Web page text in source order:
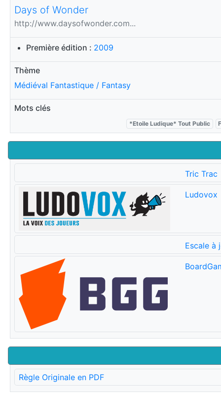
Days of Wonder
http://www.daysofwonder.com...
Première édition : 2009
Thème
Médiéval Fantastique / Fantasy
Mots clés
*Etoile Ludique* Tout Public
Tric Trac
Ludovox
Escale à
Règle Originale en PDF